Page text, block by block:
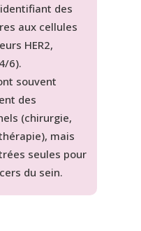
des
aux cellules
HER2,
6).
souvent
des
(chirurgie,
mais
seules pour
du sein.